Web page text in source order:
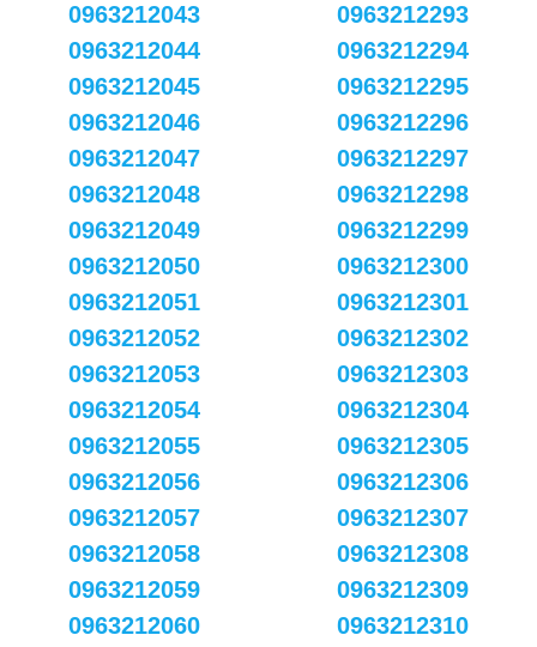
0963212043
0963212044
0963212045
0963212046
0963212047
0963212048
0963212049
0963212050
0963212051
0963212052
0963212053
0963212054
0963212055
0963212056
0963212057
0963212058
0963212059
0963212060
0963212293
0963212294
0963212295
0963212296
0963212297
0963212298
0963212299
0963212300
0963212301
0963212302
0963212303
0963212304
0963212305
0963212306
0963212307
0963212308
0963212309
0963212310